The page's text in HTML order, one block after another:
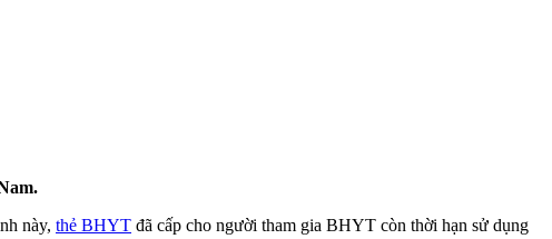
này, thẻ BHYT đã cấp cho người tham gia BHYT còn thời hạn sử dụng